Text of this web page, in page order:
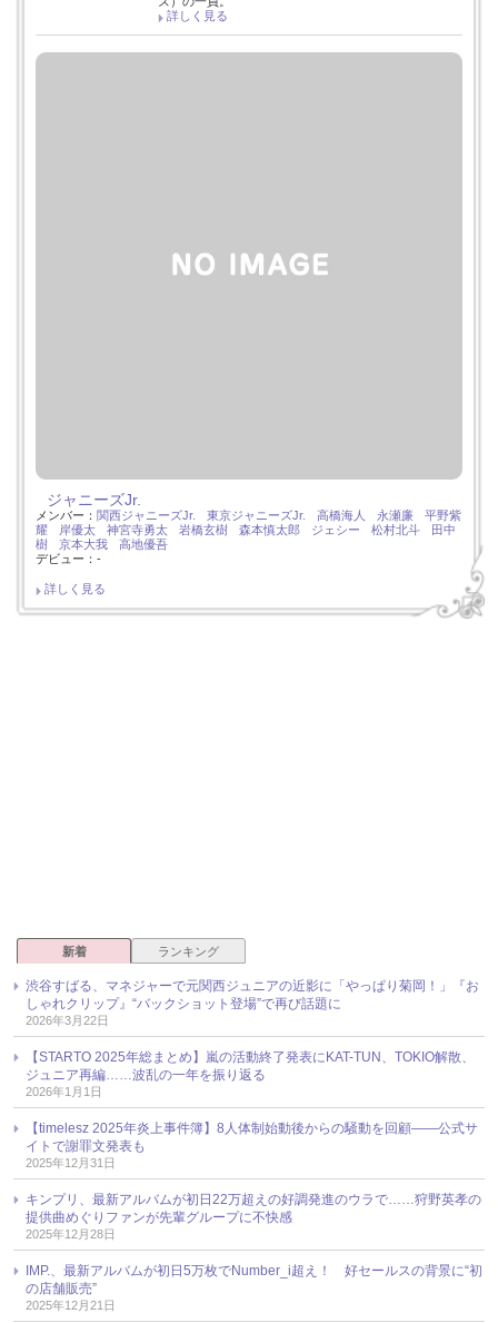
詳しく見る
ジャニーズJr.
メンバー： 関西ジャニーズJr. 東京ジャニーズJr. 高橋海人 永瀬廉
平野紫
耀
岸優太 神宮寺勇太 岩橋玄樹 森本慎太郎 ジェシー 松村北斗
田中
樹
京本大我
高地優吾
デビュー：-
詳しく見る
新着 ランキング
渋谷すばる、マネジャーで元関西ジュニアの近影に「やっぱり菊岡！」『お
しゃれクリップ』“バックショット登場”で再び話題に
2026年3月22日
【STARTO 2025年総まとめ】嵐の活動終了発表にKAT-TUN、TOKIO解散、
ジュニア再編……波乱の一年を振り返る
2026年1月1日
【timelesz 2025年炎上事件簿】8人体制始動後からの騒動を回顧――公式サ
イトで謝罪文発表も
2025年12月31日
キンプリ、最新アルバムが初日22万超えの好調発進のウラで……狩野英孝の
提供曲めぐりファンが先輩グループに不快感
2025年12月28日
IMP.、最新アルバムが初日5万枚でNumber_i超え！ 好セールスの背景に“初
の店舗販売”
2025年12月21日